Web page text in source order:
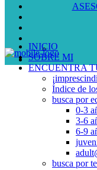
INICIO
SOBRE MI
ENCUENTRA
Índice de
busca por
0-3
3-6
6-9
busca por